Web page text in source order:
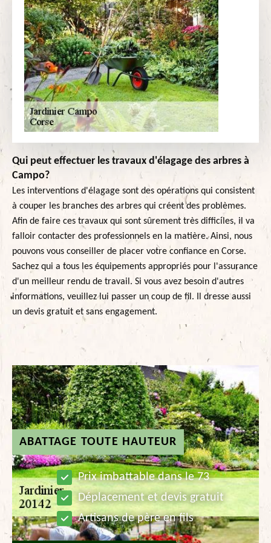
ABATTAGE TOUTE HAUTEUR
Prix imbattable dans le 73
Déplacement et devis gratuit
Artisans de père en fils
Qui peut effectuer les travaux d'élagage des arbres à
Campo?
Les interventions d'élagage sont des opérations qui consistent
à couper les branches des arbres qui créent des problèmes.
Afin de faire ces travaux qui sont sûrement très difficiles, il va
falloir contacter des professionnels en la matière. Ainsi, nous
pouvons vous conseiller de placer votre confiance en Corse.
Sachez qui a tous les équipements appropriés pour l'assurance
d'un meilleur rendu de travail. Si vous avez besoin d'autres
informations, veuillez lui passer un coup de fil. Il dresse aussi
un devis gratuit et sans engagement.